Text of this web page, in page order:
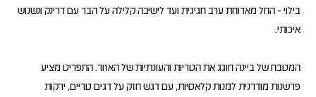
בילוי - החל מארוחת ערב חגיגית ועד לישיבה קלילה על הבר עם דרינק ונשנוש
המטבח של ביינה חוגג את הטריות והעונתיות של האזור. התפריט מציע
פרשנות מודרנית למנות קלאסיות, עם דגש חזק על דגים טריים, ירקות